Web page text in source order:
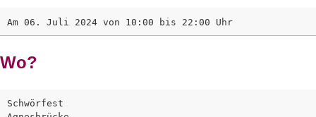
Wo?
Schwörfest